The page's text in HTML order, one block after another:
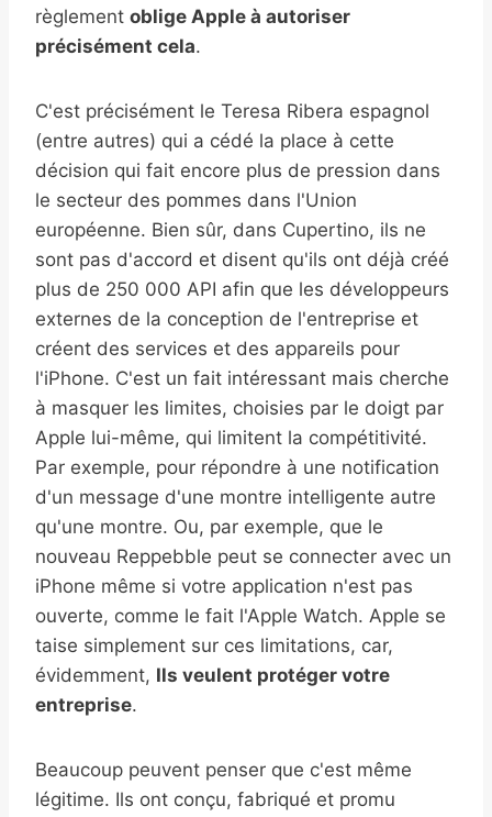
règlement oblige Apple à autoriser
précisément cela.
C'est précisément le Teresa Ribera espagnol
(entre autres) qui a cédé la place à cette
décision qui fait encore plus de pression dans
le secteur des pommes dans l'Union
européenne. Bien sûr, dans Cupertino, ils ne
sont pas d'accord et disent qu'ils ont déjà créé
plus de 250 000 API afin que les développeurs
externes de la conception de l'entreprise et
créent des services et des appareils pour
l'iPhone. C'est un fait intéressant mais cherche
à masquer les limites, choisies par le doigt par
Apple lui-même, qui limitent la compétitivité.
Par exemple, pour répondre à une notification
d'un message d'une montre intelligente autre
qu'une montre. Ou, par exemple, que le
nouveau Reppebble peut se connecter avec un
iPhone même si votre application n'est pas
ouverte, comme le fait l'Apple Watch. Apple se
taise simplement sur ces limitations, car,
évidemment, Ils veulent protéger votre
entreprise.
Beaucoup peuvent penser que c'est même
légitime. Ils ont conçu, fabriqué et promu